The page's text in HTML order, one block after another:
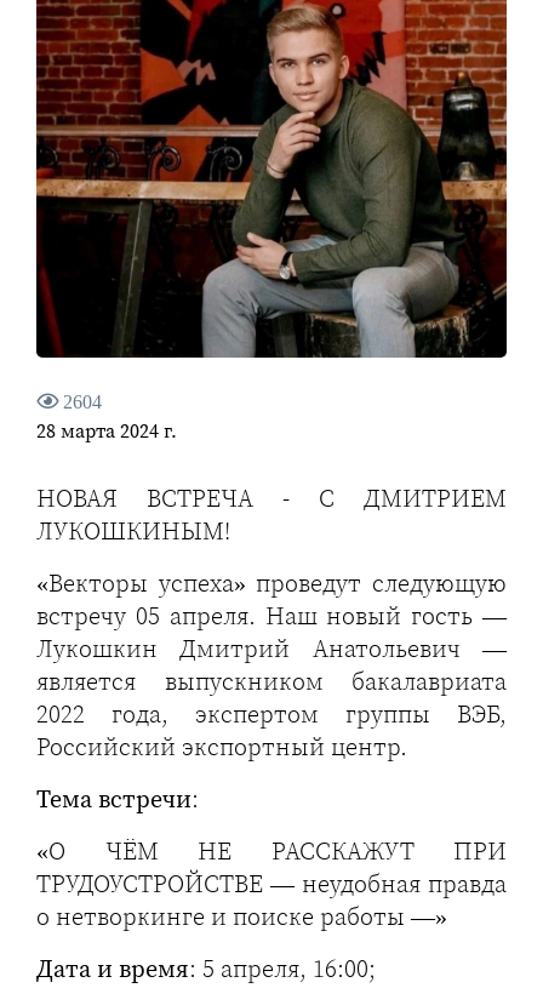
2604
28 марта 2024 г.
НОВАЯ ВСТРЕЧА - С ДМИТРИЕМ
ЛУКОШКИНЫМ!
«Векторы успеха» проведут следующую
встречу 05 апреля. Наш новый гость —
Лукошкин Дмитрий Анатольевич —
является выпускником бакалавриата
2022 года, экспертом группы ВЭБ,
Российский экспортный центр.
Тема встречи:
«О ЧЁМ НЕ РАССКАЖУТ ПРИ
ТРУДОУСТРОЙСТВЕ — неудобная правда
о нетворкинге и поиске работы —»
Дата и время: 5 апреля, 16:00;